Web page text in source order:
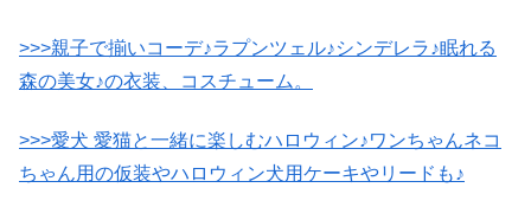
>>>親子で揃いコーデ♪ラプンツェル♪シンデレラ♪眠れる
森の美女♪の衣装、コスチューム。
>>>愛犬 愛猫と一緒に楽しむハロウィン♪ワンちゃんネコ
ちゃん用の仮装やハロウィン犬用ケーキやリードも♪